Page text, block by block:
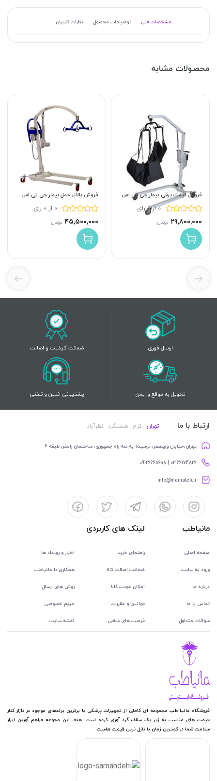
مشخصات فنی توضیحات محصول نظرات کاربران
محصولات مشابه
فروش لیفت برقی بیمار جی تی اس
0 از 0 رای
۲۹,۸۰۰,۰۰۰ تومان
فروش بالابر حمل بیمار جی تی اس
0 از 0 رای
۴۵,۵۰۰,۰۰۰ تومان
ارسال فوری ضمانت کیفیت و اصالت
تحویل به موقع و ایمن پشتیبانی آنلاین و تلفنی
ارتباط با ما تهران کرج هشتگرد نظرآباد
تهران،خیابان ولیعصر، نرسیده به سه راه جمهوری، ساختمان رامفر، طبقه 6
02166174826 | 09126668608
info@maniateb.ir
مانیاطب
صفحه اصلی
ورود به سایت
درباره ما
تماس با ما
سوالات متداول
لینک های کاربردی
راهنمای خرید اخبار و رویداد ها
ضمانت اصالت کالا همکاری با مانیاطب
امکان عودت کالا روش های ارسال
قوانین و مقررات حریم خصوصی
فرصت های شغلی نقشه سایت
فروشگاه مانیا طب مجموعه ای کاملی از تجهیزات پزشکی با برترین برندهای موجود در بازار کنار
قیمت های مناسب به زیر یک سقف گرد آوری کرده است. هدف این مجوعه فراهم آوردن ابزار
سلامت شما در کمترین زمان با نازل ترین قیمت هاست.